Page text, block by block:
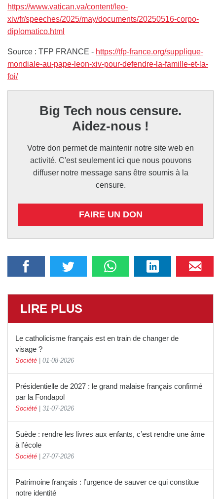
https://www.vatican.va/content/leo-
xiv/fr/speeches/2025/may/documents/20250516-corpo-
diplomatico.html
Source : TFP FRANCE - https://tfp-france.org/supplique-
mondiale-au-pape-leon-xiv-pour-defendre-la-famille-et-la-
foi/
Big Tech nous censure.
Aidez-nous !
Votre don permet de maintenir notre site web en
activité. C'est seulement ici que nous pouvons
diffuser notre message sans être soumis à la
censure.
FAIRE UN DON
LIRE PLUS
Le catholicisme français est en train de changer de
visage ?
Société 01-08-2026
Présidentielle de 2027 : le grand malaise français confirmé
par la Fondapol
Société 31-07-2026
Suède : rendre les livres aux enfants, c’est rendre une âme
à l’école
Société 27-07-2026
Patrimoine français : l’urgence de sauver ce qui constitue
notre identité